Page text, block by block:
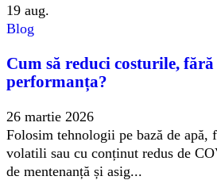
19 aug.
Blog
Cum să reduci costurile, fără
performanța?
26 martie 2026
Folosim tehnologii pe bază de apă,
volatili sau cu conținut redus de
de mentenanță și asig...